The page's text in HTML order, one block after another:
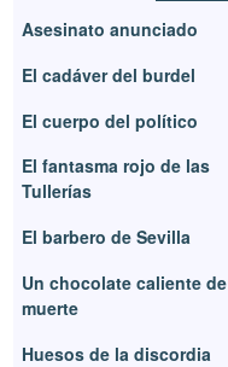
Asesinato anunciado
El cadáver del burdel
El cuerpo del político
El fantasma rojo de las
Tullerías
El barbero de Sevilla
Un chocolate caliente de
muerte
Huesos de la discordia